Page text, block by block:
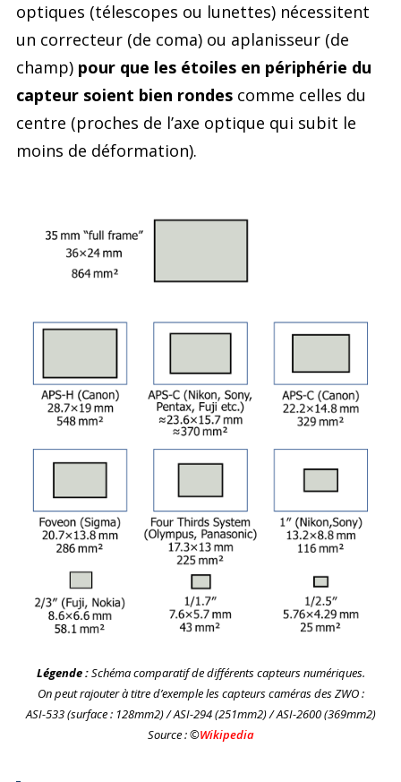
optiques (télescopes ou lunettes) nécessitent
un correcteur (de coma) ou aplanisseur (de
champ) pour que les étoiles en périphérie du
capteur soient bien rondescomme celles du
centre (proches de l’axe optique qui subit le
moins de déformation).
Légende :Schéma comparatif de différents capteurs numériques.
On peut rajouter à titre d’exemple les capteurs caméras des ZWO :
ASI-533 (surface : 128mm2) / ASI-294 (251mm2) / ASI-2600 (369mm2)
Source : ©Wikipedia